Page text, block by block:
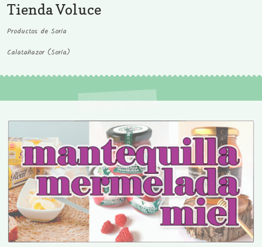
Tienda Voluce
Productos de Soria
Calatañazor (Soria)